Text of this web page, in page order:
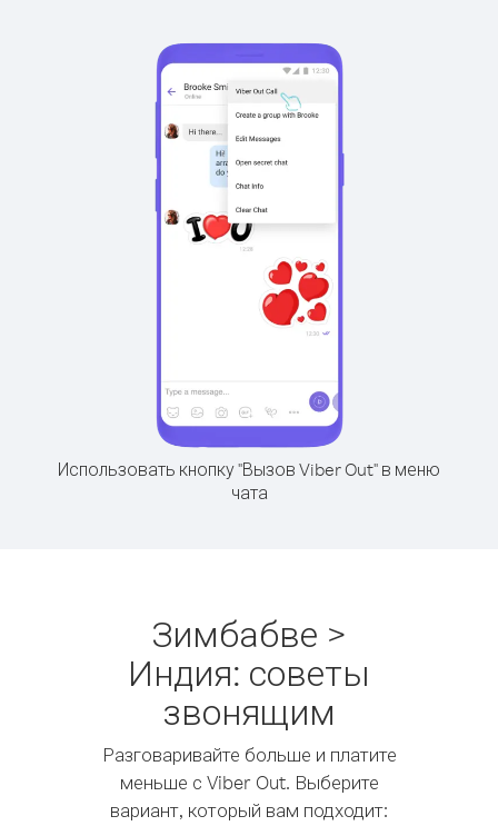
Использовать кнопку "Вызов Viber Out" в меню
чата
Зимбабве >
Индия: советы
звонящим
Разговаривайте больше и платите
меньше с Viber Out. Выберите
вариант, который вам подходит: